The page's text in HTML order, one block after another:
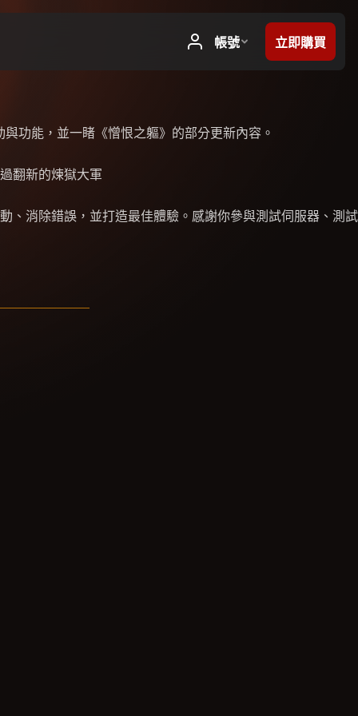
功能，並一睹《憎恨之軀》的部分更新內容。
翻新的煉獄大軍
、消除錯誤，並打造最佳體驗。感謝你參與測試伺服器、測試